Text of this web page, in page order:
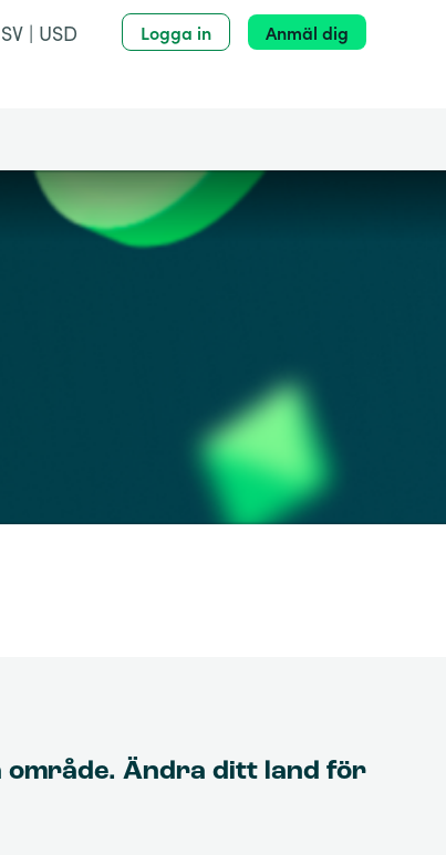
SV | USD Logga in Anmäl dig
område. Ändra ditt land för